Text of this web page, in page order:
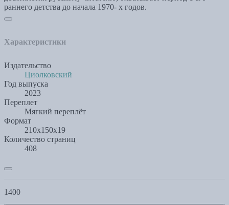
раннего детства до начала 1970- х годов.
Характеристики
Издательство
Циолковский
Год выпуска
2023
Переплет
Мягкий переплёт
Формат
210x150x19
Количество страниц
408
1400